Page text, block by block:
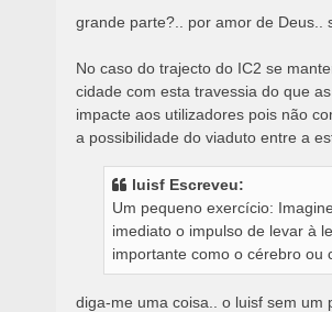
grande parte?.. por amor de Deus..
No caso do trajecto do IC2 se
cidade com esta travessia do que
impacte aos utilizadores pois não
a possibilidade do viaduto entre a
luisf Escreveu:
Um pequeno exercício:
imediato o impulso de levar à
importante como o cérebro ou
diga-me uma coisa.. o luisf sem um